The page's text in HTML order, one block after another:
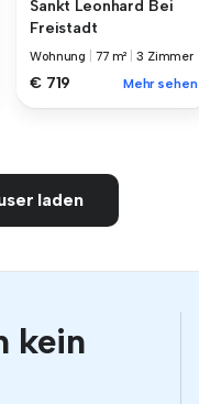
Sankt Leonhard Bei
Freistadt
Wohnung 77 m² 3 Zimmer
€ 719 Mehr sehen
laden
kein